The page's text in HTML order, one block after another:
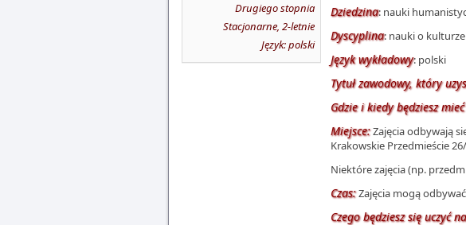
Drugiego stopnia
Stacjonarne, 2-letnie
Język: polski
Dziedzina: nauki
Dyscyplina: nauki o
Język wykładowy: polski
Tytuł zawodowy, który
Gdzie i kiedy będziesz
Miejsce:Zajęcia odbywają
Krakowskie Przedmieście
Niektóre zajęcia (np.
Czas:Zajęcia mogą
Czego będziesz się uczyć